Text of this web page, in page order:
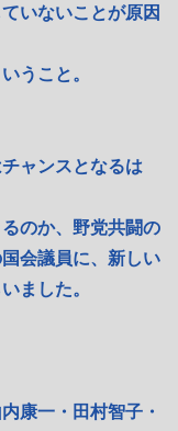
いないことが原因
うこと。
ャンスとなるは
のか、野党共闘の
会議員に、新しい
ました。
康一・田村智子・